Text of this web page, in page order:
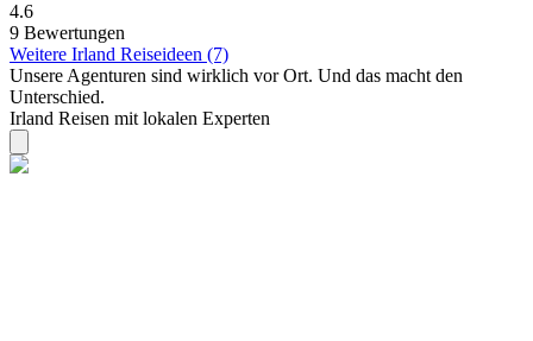
4.6
9 Bewertungen
Weitere Irland Reiseideen (7)
Unsere Agenturen sind wirklich vor Ort. Und das macht den
Unterschied.
Irland Reisen mit lokalen Experten